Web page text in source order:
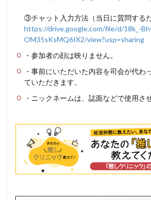
③チャット入力方法（当日に質問するた
https://drive.google.com/file/d/18k_-
OM35sKsMQ6IX2/view?usp=sharing
・参加者の顔は映りません。
・事前にいただいた内容を司会が代わ
ていただきます。
・ニックネームは、誌面などで使用さ